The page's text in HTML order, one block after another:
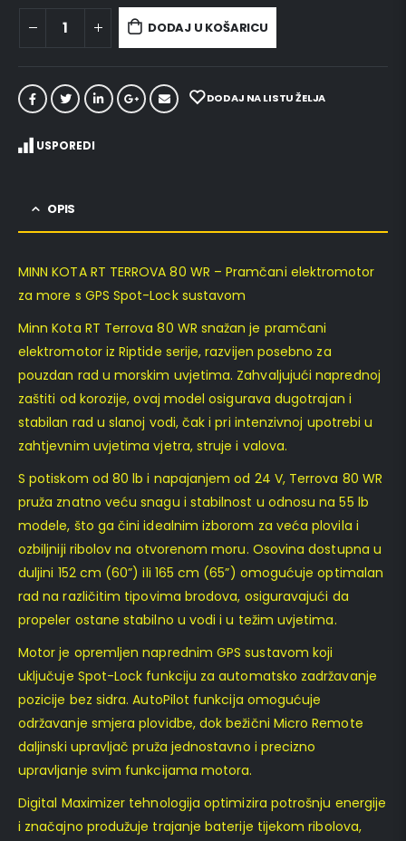
DODAJ U KOŠARICU
DODAJ NA LISTU ŽELJA
USPOREDI
OPIS
MINN KOTA RT TERROVA 80 WR – Pramčani elektromotor
za more s GPS Spot-Lock sustavom
Minn Kota RT Terrova 80 WR snažan je pramčani
elektromotor iz Riptide serije, razvijen posebno za
pouzdan rad u morskim uvjetima. Zahvaljujući naprednoj
zaštiti od korozije, ovaj model osigurava dugotrajan i
stabilan rad u slanoj vodi, čak i pri intenzivnoj upotrebi u
zahtjevnim uvjetima vjetra, struje i valova.
S potiskom od 80 lb i napajanjem od 24 V, Terrova 80 WR
pruža znatno veću snagu i stabilnost u odnosu na 55 lb
modele, što ga čini idealnim izborom za veća plovila i
ozbiljniji ribolov na otvorenom moru. Osovina dostupna u
duljini 152 cm (60”) ili 165 cm (65”) omogućuje optimalan
rad na različitim tipovima brodova, osiguravajući da
propeler ostane stabilno u vodi i u težim uvjetima.
Motor je opremljen naprednim GPS sustavom koji
uključuje Spot-Lock funkciju za automatsko zadržavanje
pozicije bez sidra. AutoPilot funkcija omogućuje
održavanje smjera plovidbe, dok bežični Micro Remote
daljinski upravljač pruža jednostavno i precizno
upravljanje svim funkcijama motora.
Digital Maximizer tehnologija optimizira potrošnju energije
i značajno produžuje trajanje baterije tijekom ribolova,